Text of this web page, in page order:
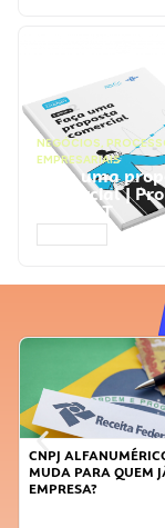
NEGÓCIOS,
EMPRESARIAIS
Faça uma
comercial |
ChatGPT
CNPJ
MUDA PARA QUEM
EMPRESA?